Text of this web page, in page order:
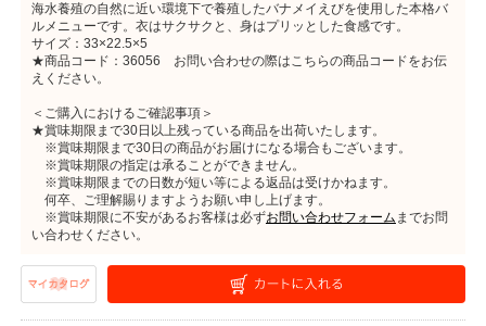
海水養殖の自然に近い環境下で養殖したバナメイえびを使用した本格バ
ルメニューです。衣はサクサクと、身はプリッとした食感です。
サイズ：33×22.5×5
★商品コード：36056 お問い合わせの際はこちらの商品コードをお伝
えください。
＜ご購入におけるご確認事項＞
★賞味期限まで30日以上残っている商品を出荷いたします。
※賞味期限まで30日の商品がお届けになる場合もございます。
※賞味期限の指定は承ることができません。
※賞味期限までの日数が短い等による返品は受けかねます。
何卒、ご理解賜りますようお願い申し上げます。
※賞味期限に不安があるお客様は必ずお問い合わせフォーム までお問
い合わせください。